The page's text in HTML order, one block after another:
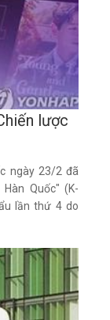
lược
ngày 23/2 đã
Quốc" (K-
lần thứ 4 do